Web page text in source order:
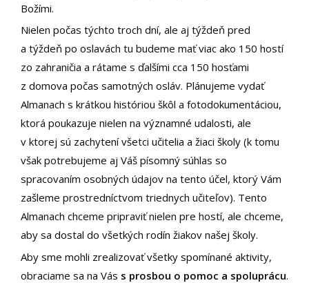
Božími.
Nielen počas týchto troch dní, ale aj týždeň pred
a týždeň po oslavách tu budeme mať viac ako 150 hostí
zo zahraničia a rátame s ďalšími cca 150 hosťami
z domova počas samotných osláv. Plánujeme vydať
Almanach s krátkou históriou škôl a fotodokumentáciou,
ktorá poukazuje nielen na významné udalosti, ale
v ktorej sú zachytení všetci učitelia a žiaci školy (k tomu
však potrebujeme aj Váš písomný súhlas so
spracovaním osobných údajov na tento účel, ktorý Vám
zašleme prostredníctvom triednych učiteľov). Tento
Almanach chceme pripraviť nielen pre hostí, ale chceme,
aby sa dostal do všetkých rodín žiakov našej školy.
Aby sme mohli zrealizovať všetky spomínané aktivity,
obraciame sa na Vás s prosbou o pomoc a spoluprácu.